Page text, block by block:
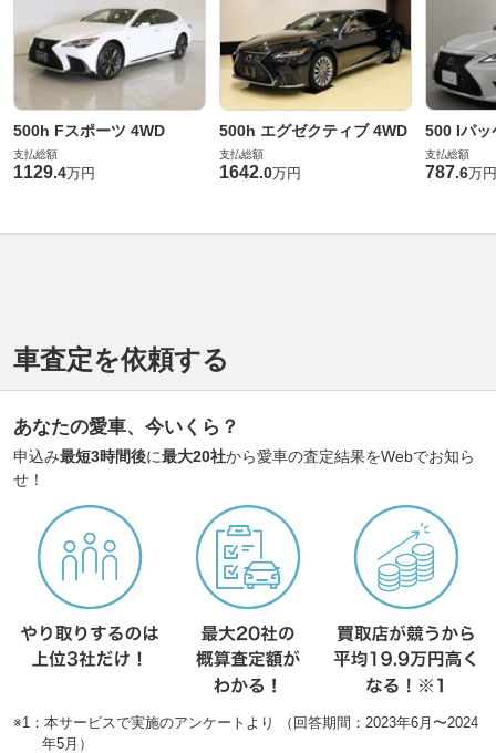
500h Fスポーツ 4WD
支払総額
1129.4万円
500h エグゼクティブ 4WD
支払総額
1642.0万円
500 Iパッ
支払総額
787.6万円
車査定を依頼する
あなたの愛車、今いくら？
申込み最短3時間後に最大20社から愛車の査定結果をWebでお知ら
せ！
※1：本サービスで実施のアンケートより （回答期間：2023年6月〜2024
年5月）